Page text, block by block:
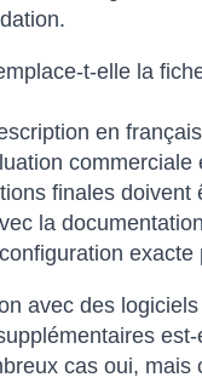
t-elle la
en
commerciale
finales doivent
la
exacte
avec des logiciels
cas oui, mais